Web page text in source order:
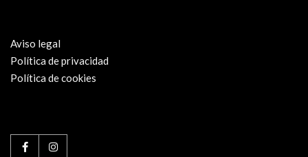
Aviso legal
Política de privacidad
Política de cookies